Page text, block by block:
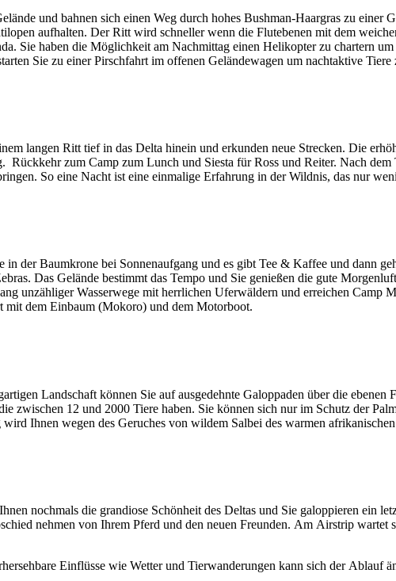
und bahnen sich einen Weg durch hohes Bushman-Haargras zu
aufhalten. Der Ritt wird schneller wenn die Flutebenen mit dem
Sie haben die Möglichkeit am Nachmittag einen Helikopter zu chartern
Sie zu einer Pirschfahrt im offenen Geländewagen um nachtaktive
langen Ritt tief in das Delta hinein und erkunden neue Strecken. Die
Rückkehr zum Camp zum Lunch und Siesta für Ross und Reiter. Nach
So eine Nacht ist eine einmalige Erfahrung in der Wildnis, das nur
in der Baumkrone bei Sonnenaufgang und es gibt Tee & Kaffee und dann
Das Gelände bestimmt das Tempo und Sie genießen die gute
unzähliger Wasserwege mit herrlichen Uferwäldern und erreichen
mit dem Einbaum (Mokoro) und dem Motorboot.
Landschaft können Sie auf ausgedehnte Galoppaden über die
zwischen 12 und 2000 Tiere haben. Sie können sich nur im Schutz der
Ihnen wegen des Geruches von wildem Salbei des warmen
nochmals die grandiose Schönheit des Deltas und Sie galoppieren ein
nehmen von Ihrem Pferd und den neuen Freunden. Am Airstrip
Einflüsse wie Wetter und Tierwanderungen kann sich der Ablauf